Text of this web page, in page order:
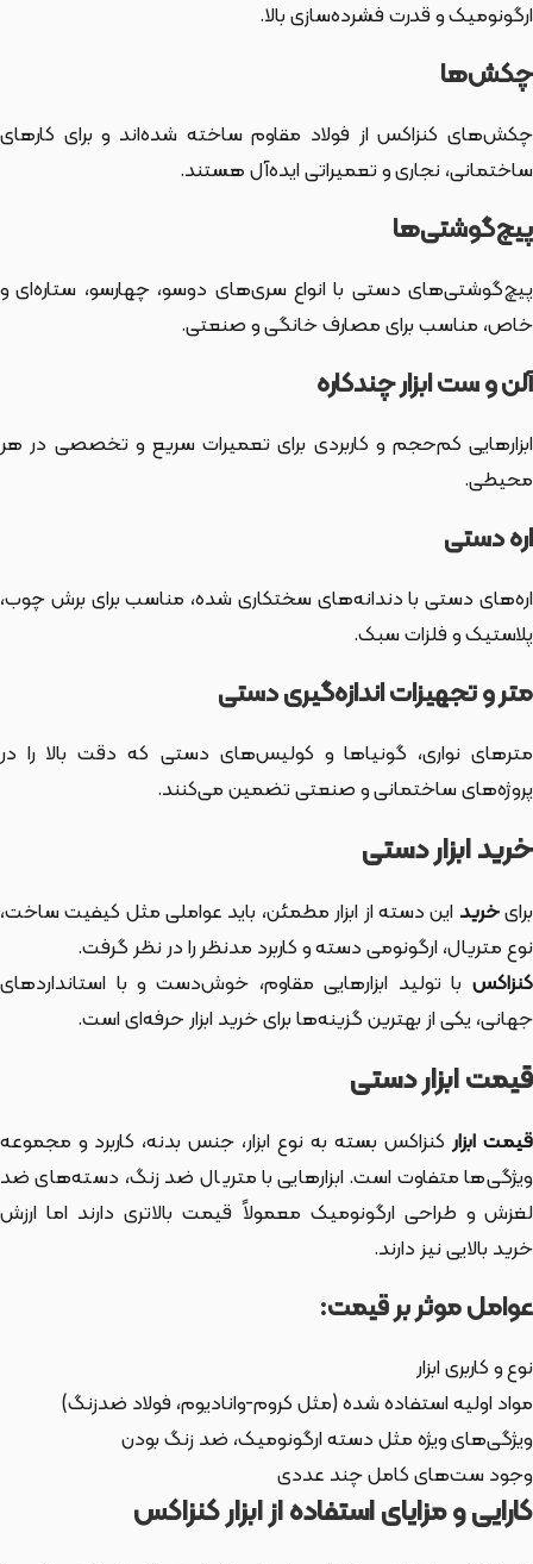
ارگونومیک و قدرت فشرده‌سازی بالا.
چکش‌ها
چکش‌های کنزاکس از فولاد مقاوم ساخته شده‌اند و برای کارهای
ساختمانی، نجاری و تعمیراتی ایده‌آل هستند.
پیچ‌گوشتی‌ها
پیچ‌گوشتی‌های دستی با انواع سری‌های دوسو، چهارسو، ستاره‌ای و
خاص، مناسب برای مصارف خانگی و صنعتی.
آلن و ست ابزار چندکاره
ابزارهایی کم‌حجم و کاربردی برای تعمیرات سریع و تخصصی در هر
محیطی.
اره دستی
اره‌های دستی با دندانه‌های سختکاری شده، مناسب برای برش چوب،
پلاستیک و فلزات سبک.
متر و تجهیزات اندازه‌گیری دستی
مترهای نواری، گونیاها و کولیس‌های دستی که دقت بالا را در
پروژه‌های ساختمانی و صنعتی تضمین می‌کنند.
خرید ابزار دستی
برایخرید این دسته از ابزارمطمئن، باید عواملی مثل کیفیت ساخت،
نوع متریال، ارگونومی دسته و کاربرد مدنظر را در نظر گرفت.
کنزاکس با تولید ابزارهایی مقاوم، خوش‌دست و با استانداردهای
جهانی، یکی از بهترین گزینه‌ها برای خرید ابزار حرفه‌ای است.
قیمت ابزار دستی
قیمت ابزار کنزاکس بسته به نوع ابزار، جنس بدنه، کاربرد و مجموعه
ویژگی‌ها متفاوت است. ابزارهایی با متریال ضد زنگ، دسته‌های ضد
لغزش و طراحی ارگونومیک معمولاً قیمت بالاتری دارند اما ارزش
خرید بالایی نیز دارند.
عوامل موثر بر قیمت:
نوع و کاربری ابزار
مواد اولیه استفاده شده (مثل کروم-وانادیوم، فولاد ضدزنگ)
ویژگی‌های ویژه مثل دسته ارگونومیک، ضد زنگ بودن
وجود ست‌های کامل چند عددی
کارایی و مزایای استفاده از ابزار کنزاکس